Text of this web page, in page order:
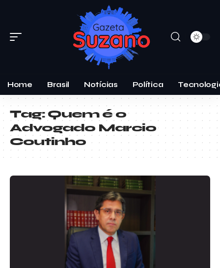
Home Brasil Notícias Política
Tag:Quem é o
Advogado Marcio
Coutinho